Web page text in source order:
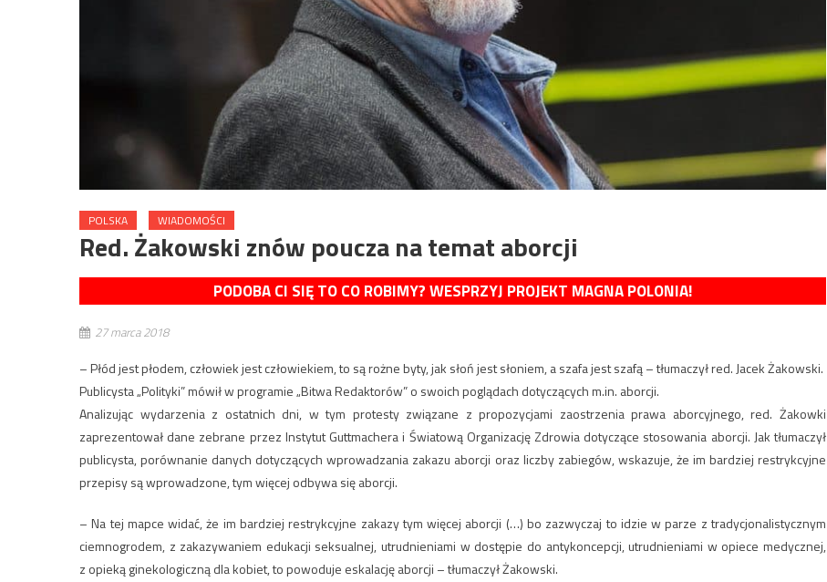
POLSKA WIADOMOŚCI
Red. Żakowski znów poucza na temat aborcji
PODOBA CI SIĘ TO CO ROBIMY? WESPRZYJ PROJEKT MAGNA POLONIA!
27 marca 2018
– Płód jest płodem, człowiek jest człowiekiem, to są rożne byty, jak słoń jest słoniem, a szafa jest szafą – tłumaczył red. Jacek Żakowski.
Publicysta „Polityki” mówił w programie „Bitwa Redaktorów” o swoich poglądach dotyczących m.in. aborcji.
Analizując wydarzenia z ostatnich dni, w tym protesty związane z propozycjami zaostrzenia prawa aborcyjnego, red. Żakowki
zaprezentował dane zebrane przez Instytut Guttmachera i Światową Organizację Zdrowia dotyczące stosowania aborcji. Jak tłumaczył
publicysta, porównanie danych dotyczących wprowadzania zakazu aborcji oraz liczby zabiegów, wskazuje, że im bardziej restrykcyjne
przepisy są wprowadzone, tym więcej odbywa się aborcji.
– Na tej mapce widać, że im bardziej restrykcyjne zakazy tym więcej aborcji (…) bo zazwyczaj to idzie w parze z tradycjonalistycznym
ciemnogrodem, z zakazywaniem edukacji seksualnej, utrudnieniami w dostępie do antykoncepcji, utrudnieniami w opiece medycznej,
z opieką ginekologiczną dla kobiet, to powoduje eskalację aborcji – tłumaczył Żakowski.